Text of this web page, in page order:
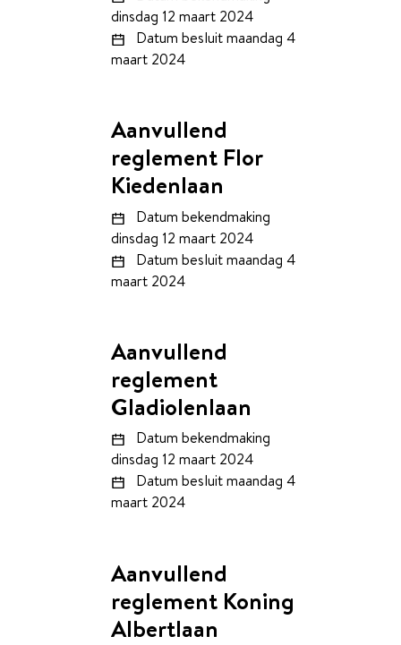
dinsdag 12 maart 2024
Datum besluitmaandag 4
maart 2024
Aanvullend
reglement Flor
Kiedenlaan
Datum bekendmaking
dinsdag 12 maart 2024
Datum besluitmaandag 4
maart 2024
Aanvullend
reglement
Gladiolenlaan
Datum bekendmaking
dinsdag 12 maart 2024
Datum besluitmaandag 4
maart 2024
Aanvullend
reglement Koning
Albertlaan